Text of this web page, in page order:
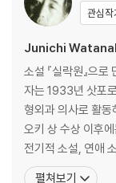
관심작
Junichi
소설 『실락원』으
자는 1933년 삿포
형외과 의사로 활
오키 상 수상 이후
전기적 소설, 연애
남녀의 사랑을 다루
펼쳐보기